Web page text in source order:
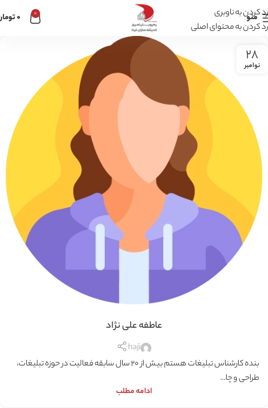
رد کردن به ناوبری
رد کردن به محتوای اصلی
منو 0
0
28
نوامبر
عاطفه علی نژاد
haji
بنده کارشناس تبلیغات هستم بیش از 20 سال سابقه فعالیت در حوزه تبلیغات،
طراحی و چا...
ادامه مطلب